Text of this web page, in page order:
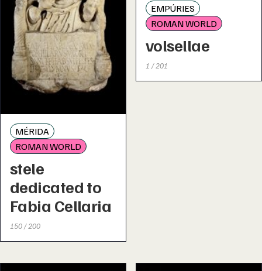
MÉRIDA
ROMAN WORLD
stele
dedicated to
Fabia Cellaria
150 / 200
EMPÚRIES
ROMAN WORLD
volsellae
1 / 201